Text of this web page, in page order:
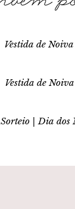
Vestida de
Vestida de
Sorteio | Dia dos